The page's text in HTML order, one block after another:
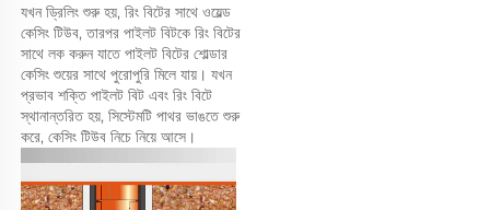
যখন ড্রিলিং শুরু হয়, রিং বিটের সাথে ওয়েল্ড
কেসিং টিউব, তারপর পাইলট বিটকে রিং বিটের
সাথে লক করুন যাতে পাইলট বিটের শোল্ডার
কেসিং শুয়ের সাথে পুরোপুরি মিলে যায়। যখন
প্রভাব শক্তি পাইলট বিট এবং রিং বিটে
স্থানান্তরিত হয়, সিস্টেমটি পাথর ভাঙতে শুরু
করে, কেসিং টিউব নিচে নিয়ে আসে।